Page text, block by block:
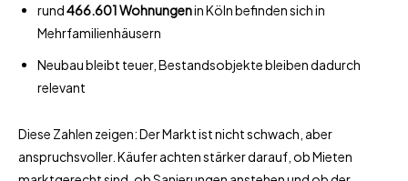
rund466.601 Wohnungenin Köln befinden sich in
Mehrfamilienhäusern
Neubau bleibt teuer, Bestandsobjekte bleiben dadurch
relevant
Diese Zahlen zeigen: Der Markt ist nicht schwach, aber
anspruchsvoller. Käufer achten stärker darauf, ob Mieten